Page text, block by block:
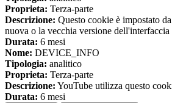
Proprieta: Terza-parte
Descrizione: Questo cookie è impostato
nuova o la vecchia versione dell'interfaccia
Durata: 6 mesi
Nome: DEVICE_INFO
Tipologia: analitico
Proprieta: Terza-parte
Descrizione: YouTube utilizza questo
Durata: 6 mesi